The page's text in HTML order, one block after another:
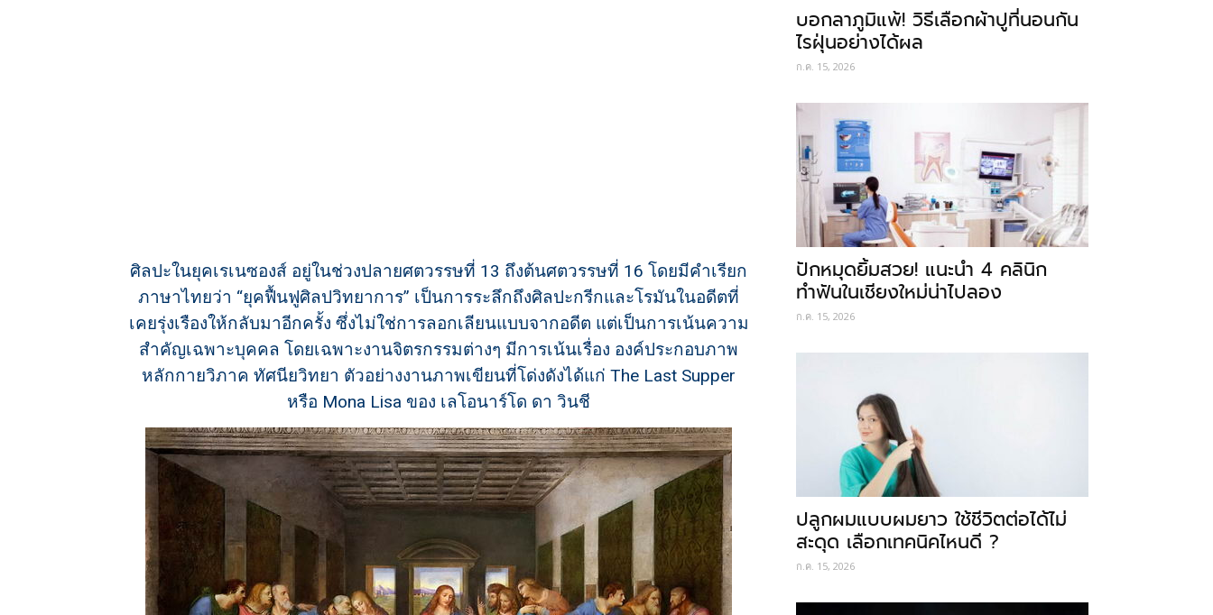
ศิลปะในยุคเรเนซองส์ อยู่ในช่วงปลายศตวรรษที่ 13 ถึงต้นศตวรรษที่ 16 โดยมีคำเรียก
ภาษาไทยว่า “ยุคฟื้นฟูศิลปวิทยาการ” เป็นการระลึกถึงศิลปะกรีกและโรมันในอดีตที่
เคยรุ่งเรืองให้กลับมาอีกครั้ง ซึ่งไม่ใช่การลอกเลียนแบบจากอดีต แต่เป็นการเน้นความ
สำคัญเฉพาะบุคคล โดยเฉพาะงานจิตรกรรมต่างๆ มีการเน้นเรื่อง องค์ประกอบภาพ
หลักกายวิภาค ทัศนียวิทยา ตัวอย่างงานภาพเขียนที่โด่งดังได้แก่ The Last Supper
หรือ Mona Lisa ของ เลโอนาร์โด ดา วินชี
บอกลาภูมิแพ้! วิธีเลือกผ้าปูที่นอนกัน
ไรฝุ่นอย่างได้ผล
ก.ค. 15, 2026
ปักหมุดยิ้มสวย! แนะนำ 4 คลินิก
ทำฟันในเชียงใหม่น่าไปลอง
ก.ค. 15, 2026
ปลูกผมแบบผมยาว ใช้ชีวิตต่อได้ไม่
สะดุด เลือกเทคนิคไหนดี ?
ก.ค. 15, 2026